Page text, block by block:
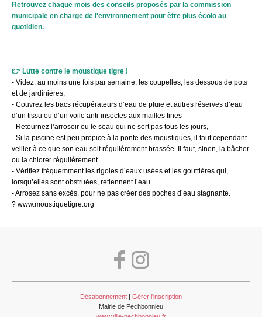
Retrouvez chaque mois des conseils proposés par la commission
municipale en charge de l'environnement pour être plus écolo au
quotidien.
👉 Lutte contre le moustique tigre !
- Videz, au moins une fois par semaine, les coupelles, les dessous de pots
et de jardinières,
- Couvrez les bacs récupérateurs d’eau de pluie et autres réserves d’eau
d’un tissu ou d’un voile anti-insectes aux mailles fines
- Retournez l’arrosoir ou le seau qui ne sert pas tous les jours,
- Si la piscine est peu propice à la ponte des moustiques, il faut cependant
veiller à ce que son eau soit régulièrement brassée. Il faut, sinon, la bâcher
ou la chlorer régulièrement.
- Vérifiez fréquemment les rigoles d’eaux usées et les gouttières qui,
lorsqu’elles sont obstruées, retiennent l’eau.
- Arrosez sans excès, pour ne pas créer des poches d’eau stagnante.
? www.moustiquetigre.org
Désabonnement | Gérer l'inscription
Mairie de Pechbonnieu